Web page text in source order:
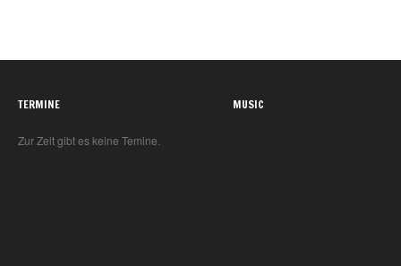
TERMINE
Zur Zeit gibt es keine Temine.
MUSIC